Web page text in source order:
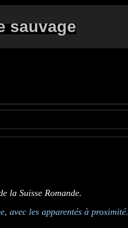
sauvage
la Suisse Romande.
avec les apparentés à proximité.